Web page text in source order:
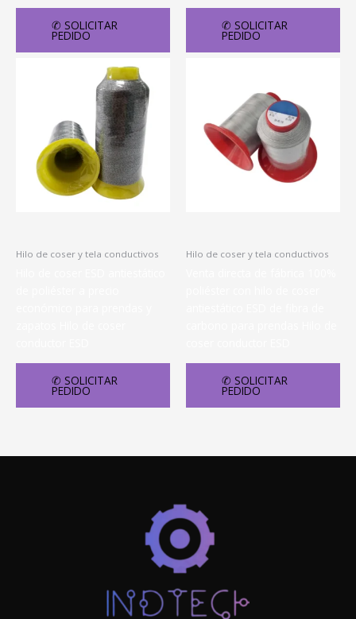
✆ SOLICITAR
PEDIDO
✆ SOLICITAR
PEDIDO
Hilo de coser y tela conductivos
✆ SOLICITAR
PEDIDO
Hilo de coser y tela conductivos
✆ SOLICITAR
PEDIDO